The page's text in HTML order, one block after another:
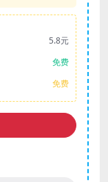
5.8元
免费
免费